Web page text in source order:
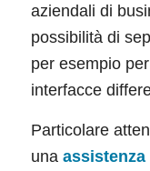
aziendali di
possibilità di
per esempio
interfacce
Particolare
una